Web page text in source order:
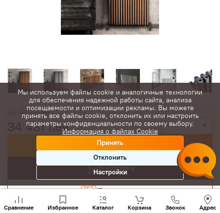
47 910лей
34 481лей - +
Купить сейчас
В корзину
Торговаться
Сравнение Избранное Каталог Корзина Звонок Адрес
нам
+(373)
Мы используем файлы cookie и аналогичные технологии
для обеспечения надежной работы сайта, анализа
посещаемости и оптимизации рекламы. Вы можете
принять все файлы cookie, отклонить их или настроить
параметры конфиденциальности по своему выбору.
Информация о файлах Cookie
Принять
Отклонить
Настройки